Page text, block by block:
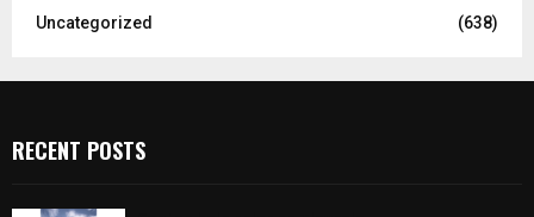
Uncategorized
(638)
RECENT POSTS